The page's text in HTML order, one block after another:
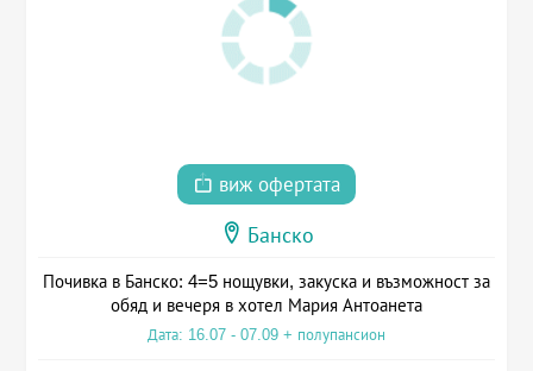
виж офертата
Банско
Почивка в Банско: 4=5 нощувки, закуска и възможност за
обяд и вечеря в хотел Мария Антоанета
Дата: 16.07 - 07.09 + полупансион